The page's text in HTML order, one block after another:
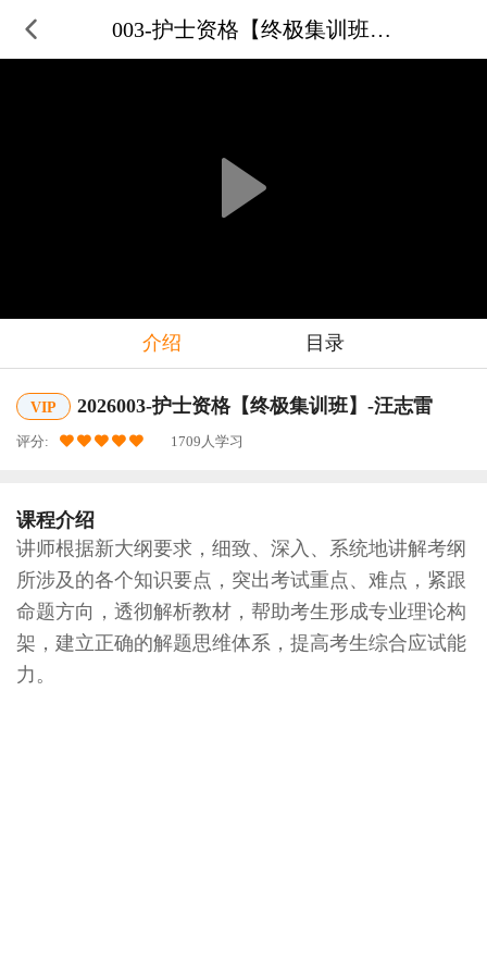
003-护士资格【终极集训班】-
介绍 目录
VIP 2026003-护士资格【终极集训班】-汪志雷
评分: 1709人学习
课程介绍
讲师根据新大纲要求，细致、深入、系统地讲解考纲
所涉及的各个知识要点，突出考试重点、难点，紧跟
命题方向，透彻解析教材，帮助考生形成专业理论构
架，建立正确的解题思维体系，提高考生综合应试能
力。